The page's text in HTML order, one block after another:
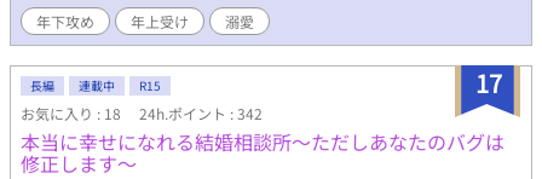
のため）】 非営利・営利を問わず、当作をふくむ当方全作品にお
いてイラスト・作中内文章はもちろん、表紙絵やあらすじ等ふく
む作品の一切の無断利用を禁じます（AI学習等含む）。
んだ末に頷いた伊織だが、その翌日、恋人になって欲しいと請わ
れ溜め息をついた。 所詮コイツも他の奴と同じかと。 半ばヤケク
ソな気持ちでそう思った伊織だが、どうしてかイケメンは伊織を
甘やかし、本当の恋人のように扱ってきて――。 包容力抜群のイ
ケメン年下アルファ‪‪✕‬恋愛を諦めている年上オメガ ※印は性的描
写あり
年下攻め
年上受け 溺愛
17
長編 連載中 R15
お気に入り : 18 24h.ポイント : 342
本当に幸せになれる結婚相談所～ただしあなたのバグは
修正します～